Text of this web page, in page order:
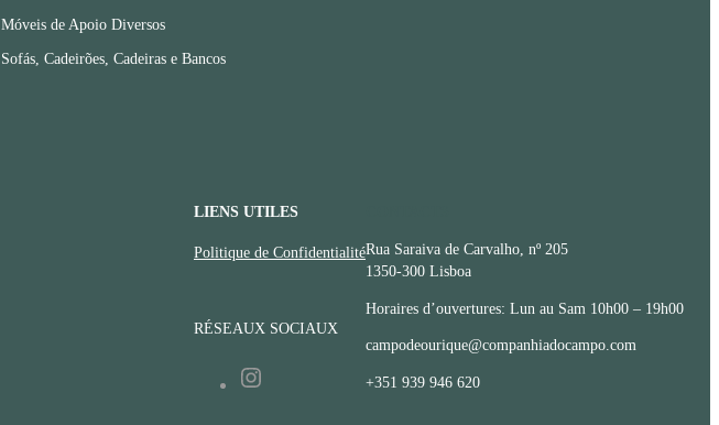
Móveis de Apoio Diversos
Sofás, Cadeirões, Cadeiras e Bancos
LIENS UTILES
Politique de Confidentialité
RÉSEAUX SOCIAUX
Rua Saraiva de Carvalho, nº 205
1350-300 Lisboa
Horaires d’ouvertures: Lun au Sam 10h00 – 19h00
campodeourique@companhiadocampo.com
+351 939 946 620